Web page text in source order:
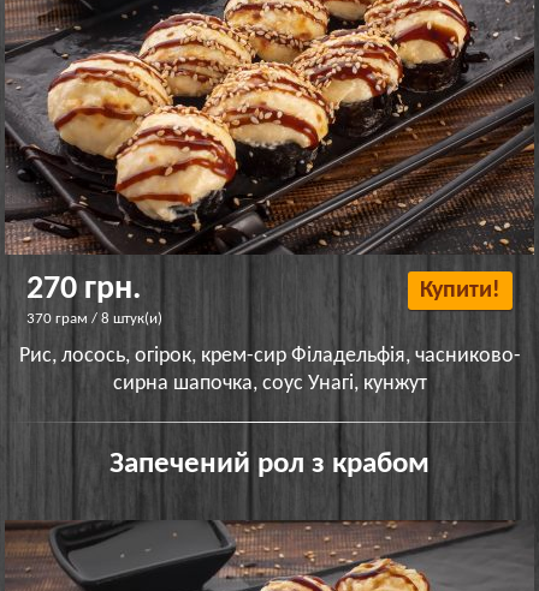
270 грн.
370 грам / 8 штук(и)
Купити!
Рис, лосось, огірок, крем-сир Філадельфія, часниково-
сирна шапочка, соус Унагі, кунжут
Запечений рол з крабом